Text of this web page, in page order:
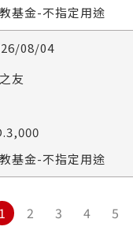
基金-不指定用途
08/04
友
基金-不指定用途
1 2 3 4 5